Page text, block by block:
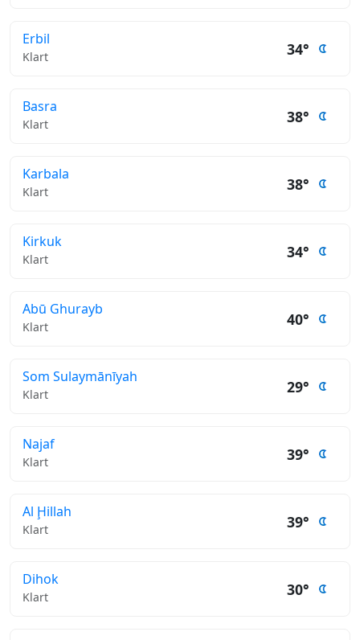
Erbil
Klart 34°
Basra
Klart 38°
Karbala
Klart 38°
Kirkuk
Klart 34°
Abū Ghurayb
Klart 40°
Som Sulaymānīyah
Klart 29°
Najaf
Klart 39°
Al Ḩillah
Klart 39°
Dihok
Klart 30°